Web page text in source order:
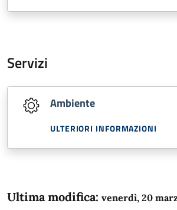
Servizi
Ambiente
ULTERIORI INFORMAZIONI
Ultima modifica: venerdì, 20